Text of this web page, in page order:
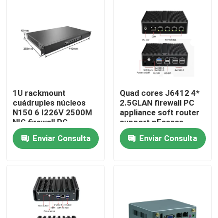
Visita a la fábrica
Control de Calidad
Contacto
Solicitar una cotización
Mini Pc industrial
PC industrial del panel
tableta rugosa
1U rackmount
cuádruples núcleos
N150 6 I226V 2500M
NIC firewall PC
soporte de enrutador
suave pFsense
Enviar Consulta
Quad cores J6412 4*
2.5GLAN firewall PC
appliance soft router
support pFsense
Enviar Consulta